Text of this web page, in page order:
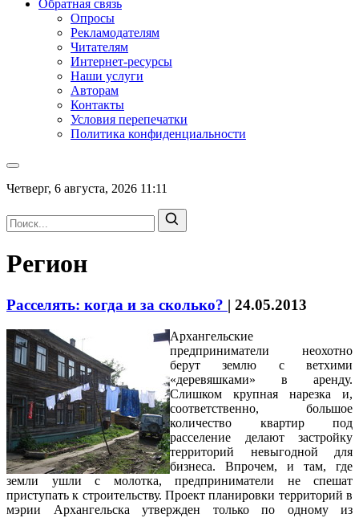
Обратная связь
Опросы
Рекламодателям
Читателям
Интернет-ресурсы
Наши услуги
Авторам
Контакты
Условия перепечатки
Политика конфиденциальности
Четверг, 6 августа, 2026 11:11
Регион
Расселять: когда и за сколько? | 24.05.2013
Архангельские
предприниматели неохотно
берут землю с ветхими
«деревяшками» в аренду.
Слишком крупная нарезка и,
соответственно, большое
количество квартир под
расселение делают застройку
территорий невыгодной для
бизнеса. Впрочем, и там, где
земли ушли с молотка, предприниматели не спешат
приступать к строительству. Проект планировки территорий в
мэрии Архангельска утвержден только по одному из